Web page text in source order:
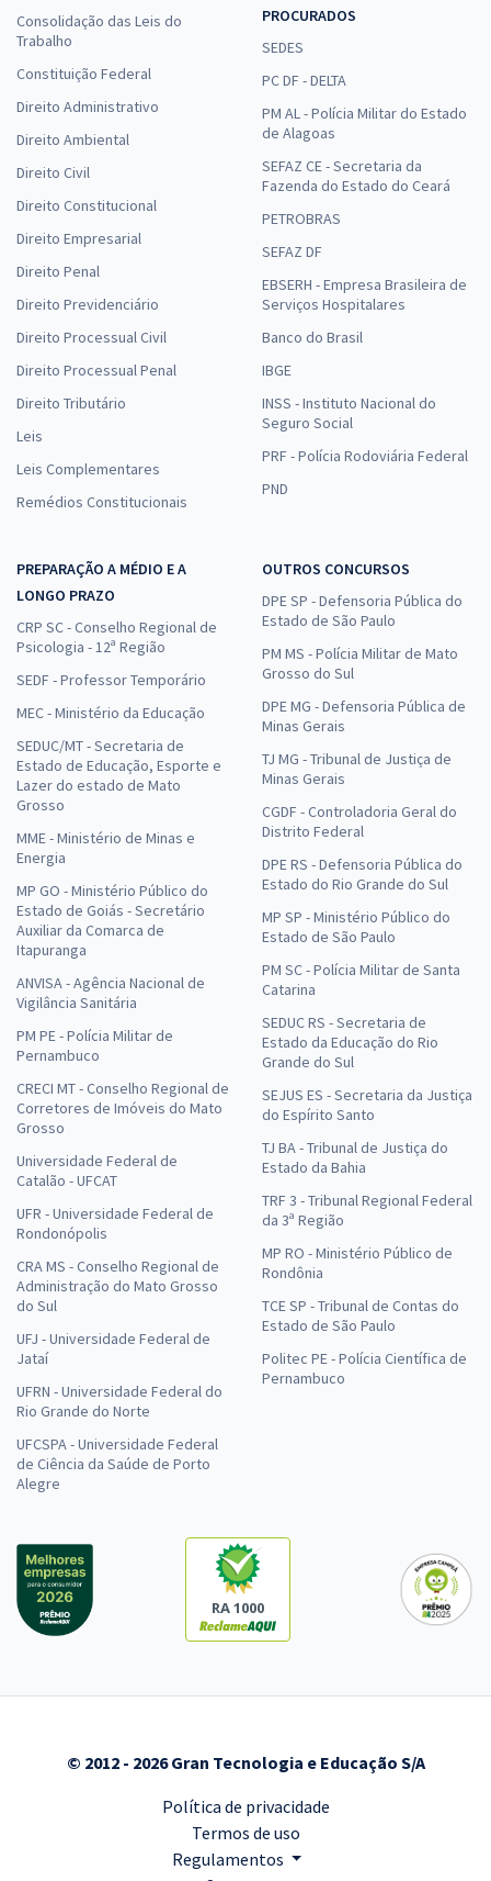
Consolidação das Leis do
Trabalho
Constituição Federal
Direito Administrativo
Direito Ambiental
Direito Civil
Direito Constitucional
Direito Empresarial
Direito Penal
Direito Previdenciário
Direito Processual Civil
Direito Processual Penal
Direito Tributário
Leis
Leis Complementares
Remédios Constitucionais
PROCURADOS
SEDES
PC DF - DELTA
PM AL - Polícia Militar do Estado
de Alagoas
SEFAZ CE - Secretaria da
Fazenda do Estado do Ceará
PETROBRAS
SEFAZ DF
EBSERH - Empresa Brasileira de
Serviços Hospitalares
Banco do Brasil
IBGE
INSS - Instituto Nacional do
Seguro Social
PRF - Polícia Rodoviária Federal
PND
PREPARAÇÃO A MÉDIO E A
LONGO PRAZO
CRP SC - Conselho Regional de
Psicologia - 12ª Região
SEDF - Professor Temporário
MEC - Ministério da Educação
SEDUC/MT - Secretaria de
Estado de Educação, Esporte e
Lazer do estado de Mato
Grosso
MME - Ministério de Minas e
Energia
MP GO - Ministério Público do
Estado de Goiás - Secretário
Auxiliar da Comarca de
Itapuranga
ANVISA - Agência Nacional de
Vigilância Sanitária
PM PE - Polícia Militar de
Pernambuco
CRECI MT - Conselho Regional de
Corretores de Imóveis do Mato
Grosso
Universidade Federal de
Catalão - UFCAT
UFR - Universidade Federal de
Rondonópolis
CRA MS - Conselho Regional de
Administração do Mato Grosso
do Sul
UFJ - Universidade Federal de
Jataí
UFRN - Universidade Federal do
Rio Grande do Norte
UFCSPA - Universidade Federal
de Ciência da Saúde de Porto
Alegre
OUTROS CONCURSOS
DPE SP - Defensoria Pública do
Estado de São Paulo
PM MS - Polícia Militar de Mato
Grosso do Sul
DPE MG - Defensoria Pública de
Minas Gerais
TJ MG - Tribunal de Justiça de
Minas Gerais
CGDF - Controladoria Geral do
Distrito Federal
DPE RS - Defensoria Pública do
Estado do Rio Grande do Sul
MP SP - Ministério Público do
Estado de São Paulo
PM SC - Polícia Militar de Santa
Catarina
SEDUC RS - Secretaria de
Estado da Educação do Rio
Grande do Sul
SEJUS ES - Secretaria da Justiça
do Espírito Santo
TJ BA - Tribunal de Justiça do
Estado da Bahia
TRF 3 - Tribunal Regional Federal
da 3ª Região
MP RO - Ministério Público de
Rondônia
TCE SP - Tribunal de Contas do
Estado de São Paulo
Politec PE - Polícia Científica de
Pernambuco
RA 1000
© 2012 - 2026 Gran Tecnologia e Educação S/A
Política de privacidade
Termos de uso
Regulamentos